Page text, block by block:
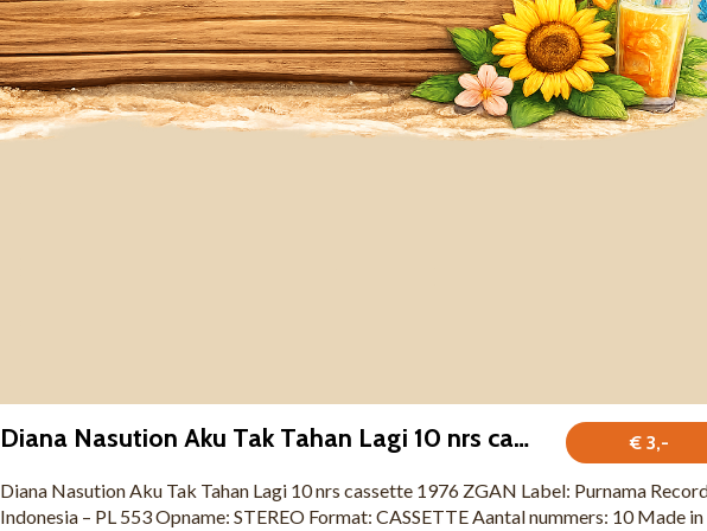
€ 3,-
Diana Nasution Aku Tak Tahan Lagi 10 nrs cassette 1976 ZGAN
Diana Nasution Aku Tak Tahan Lagi 10 nrs cassette 1976 ZGAN Label: Purnama
Indonesia – PL 553 Opname: STEREO Format: CASSETTE Aantal nummers: 10 Made in